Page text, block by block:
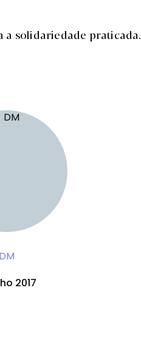
a solidariedade praticada.
DM
2017